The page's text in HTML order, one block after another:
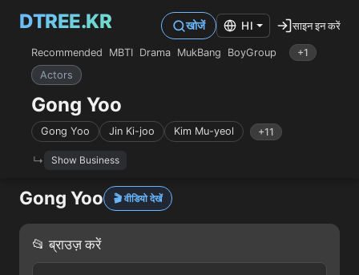
DTREE.KR
Recommended MBTI Drama MukBang BoyGroup
+1
Actors
Gong Yoo
Gong Yoo Jin Ki-joo Kim Mu-yeol +11
Show Business
खोजें HI साइन इन करें
Gong Yoo 🎬 वीडियो देखें
📂 ब्राउज़ करें